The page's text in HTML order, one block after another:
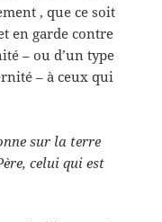
, que ce soit
en garde contre
– ou d’un type
– à ceux qui
sur la terre
celui qui est